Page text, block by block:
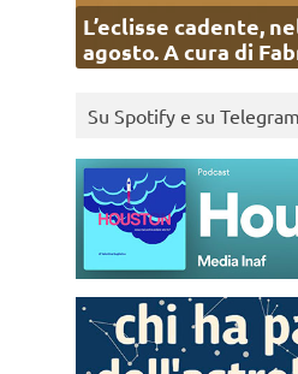
L’eclisse cadente,
agosto. A cura di
Su Spotify e su Telegram